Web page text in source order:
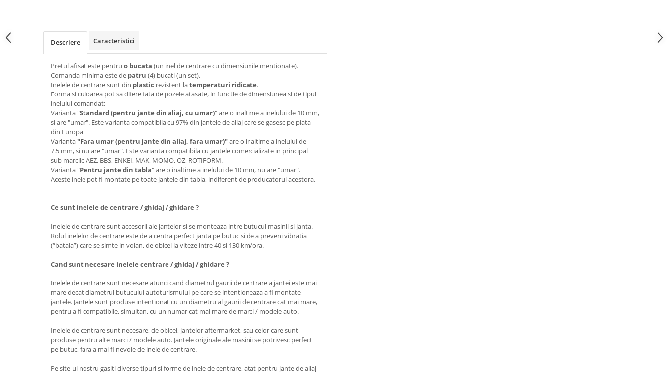
Descriere Caracteristici
Pretul afisat este pentru o bucata (un inel de centrare cu dimensiunile mentionate).
Comanda minima este de patru (4) bucati (un set).
Inelele de centrare sunt din plastic rezistent latemperaturi ridicate.
Forma si culoarea pot sa difere fata de pozele atasate, in functie de dimensiunea si de tipul
inelului comandat:
Varianta "Standard (pentru jante din aliaj, cu umar)" are o inaltime a inelului de 10 mm,
si are "umar". Este varianta compatibila cu 97% din jantele de aliaj care se gasesc pe piata
din Europa.
Varianta "Fara umar (pentru jante din aliaj, fara umar)"are o inaltime a inelului de
7.5 mm, si nu are "umar". Este varianta compatibila cu jantele comercializate in principal
sub marcile AEZ, BBS, ENKEI, MAK, MOMO, OZ, ROTIFORM.
Varianta "Pentru jante din tabla" are o inaltime a inelului de 10 mm, nu are "umar".
Aceste inele pot fi montate pe toate jantele din tabla, indiferent de producatorul acestora.
Ce sunt inelele de centrare / ghidaj / ghidare ?
Inelele de centrare sunt accesorii ale jantelor si se monteaza intre butucul masinii si janta.
Rolul inelelor de centrare este de a centra perfect janta pe butuc si de a preveni vibratia
(“bataia”) care se simte in volan, de obicei la viteze intre 40 si 130 km/ora.
Cand sunt necesare inelele centrare / ghidaj / ghidare ?
Inelele de centrare sunt necesare atunci cand diametrul gaurii de centrare a jantei este mai
mare decat diametrul butucului autoturismului pe care se intentioneaza a fi montate
jantele. Jantele sunt produse intentionat cu un diametru al gaurii de centrare cat mai mare,
pentru a fi compatibile, simultan, cu un numar cat mai mare de marci / modele auto.
Inelele de centrare sunt necesare, de obicei, jantelor aftermarket, sau celor care sunt
produse pentru alte marci / modele auto. Jantele originale ale masinii se potrivesc perfect
pe butuc, fara a mai fi nevoie de inele de centrare.
Pe site-ul nostru gasiti diverse tipuri si forme de inele de centrare, atat pentru jante de aliaj